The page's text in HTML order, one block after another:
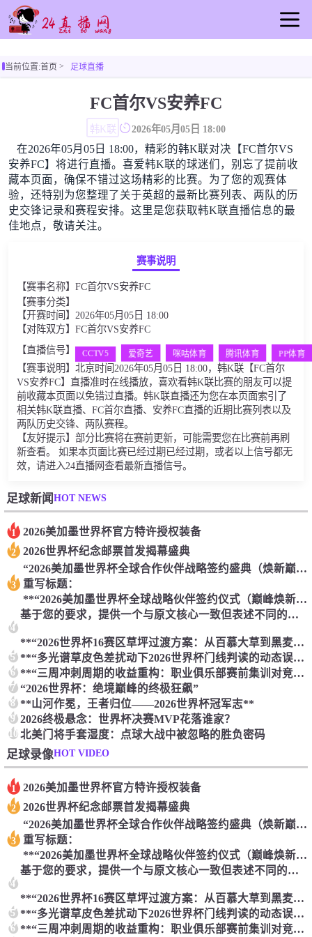
足球直播
录像
当前位置:首页 足球直播
FC首尔VS安养FC
韩K联 2026年05月05日 18:00
在2026年05月05日 18:00，精彩的韩K联对决【FC首尔VS
安养FC】将进行直播。喜爱韩K联的球迷们，别忘了提前收
藏本页面，确保不错过这场精彩的比赛。为了您的观赛体
验，还特别为您整理了关于英超的最新比赛列表、两队的历
史交锋记录和赛程安排。这里是您获取韩K联直播信息的最
佳地点，敬请关注。
赛事说明
【赛事名称】FC首尔VS安养FC
【赛事分类】
【开赛时间】2026年05月05日 18:00
【对阵双方】FC首尔VS安养FC
【直播信号】
CCTV5 爱奇艺 咪咕体育 腾讯体育 PP体育
【赛事说明】北京时间2026年05月05日 18:00，韩K联【FC首尔
VS安养FC】直播准时在线播放，喜欢看韩K联比赛的朋友可以提
前收藏本页面以免错过直播。韩K联直播还为您在本页面索引了
相关韩K联直播、FC首尔直播、安养FC直播的近期比赛列表以及
两队历史交锋、两队赛程。
【友好提示】部分比赛将在赛前更新，可能需要您在比赛前再刷
新查看。 如果本页面比赛已经过期已经过期，或者以上信号都无
效，请进入24直播网查看最新直播信号。
足球新闻HOT NEWS
1 2026美加墨世界杯官方特许授权装备
2 2026世界杯纪念邮票首发揭幕盛典
3
“2026美加墨世界杯全球合作伙伴战略签约盛典（焕新巅峰版）”
重写标题：
**“2026美加墨世界杯全球战略伙伴签约仪式（巅峰焕新篇）”**
4
基于您的要求，提供一个与原文核心一致但表述不同的标题：
**“2026世界杯16赛区草坪过渡方案：从百慕大草到黑麦草的切换逻辑与执行体系”**
5 **“多光谱草皮色差扰动下2026世界杯门线判读的动态误差传播机理与建模”**
6 **“三周冲刺周期的收益重构：职业俱乐部赛前集训对竞技峰值与商业回报的干预机制”**
7 “2026世界杯：绝境巅峰的终极狂飙”
8 **山河作冕，王者归位——2026世界杯冠军志**
9 2026终极悬念：世界杯决赛MVP花落谁家？
10北美门将手套湿度：点球大战中被忽略的胜负密码
足球录像HOT VIDEO
1 2026美加墨世界杯官方特许授权装备
2 2026世界杯纪念邮票首发揭幕盛典
3
“2026美加墨世界杯全球合作伙伴战略签约盛典（焕新巅峰版）”
重写标题：
**“2026美加墨世界杯全球战略伙伴签约仪式（巅峰焕新篇）”**
4
基于您的要求，提供一个与原文核心一致但表述不同的标题：
**“2026世界杯16赛区草坪过渡方案：从百慕大草到黑麦草的切换逻辑与执行体系”**
5 **“多光谱草皮色差扰动下2026世界杯门线判读的动态误差传播机理与建模”**
6 **“三周冲刺周期的收益重构：职业俱乐部赛前集训对竞技峰值与商业回报的干预机制”**